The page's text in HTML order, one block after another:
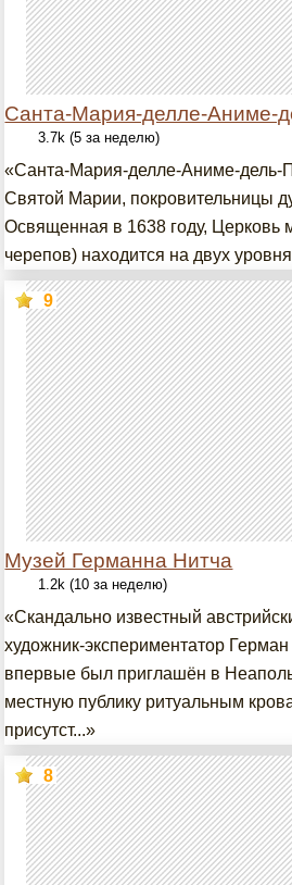
Санта-Мария-делле-Аниме-
3.7k (5 за неделю)
«Санта-Мария-делле-Аниме-дель-
Святой Марии, покровительницы
Освященная в 1638 году, Церковь
черепов) находится на двух
Музей Германна Нитча
9
1.2k (10 за неделю)
«Скандально известный
художник-экспериментатор
впервые был приглашён в
местную публику ритуальным
присутст...»
8